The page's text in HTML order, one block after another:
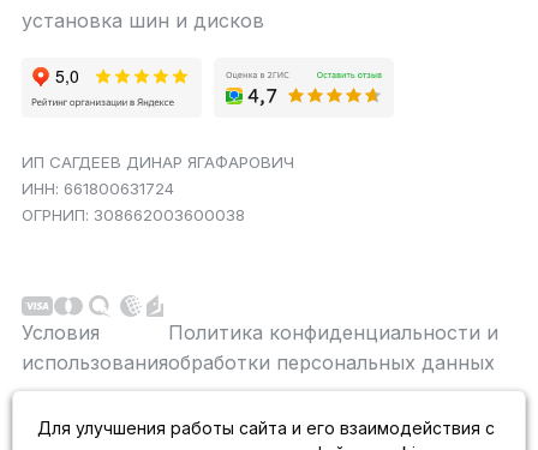
установка шин и дисков
ИП САГДЕЕВ ДИНАР ЯГАФАРОВИЧ
ИНН: 661800631724
ОГРНИП: 308662003600038
Условия
использования
Политика конфиденциальности и
обработки персональных данных
публичной офертой не является. На данном
Для улучшения работы сайта и его взаимодействия с